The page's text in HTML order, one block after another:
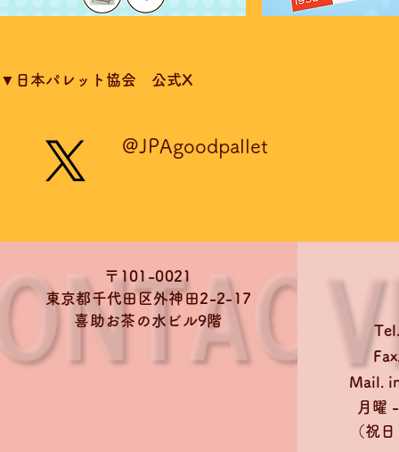
▼日本パレット協会 公式X
@JPAgoodpallet
〒101-0021
東京都千代田区外神田2-2-17
喜助お茶の水ビル9階
Mail.
月曜
（祝